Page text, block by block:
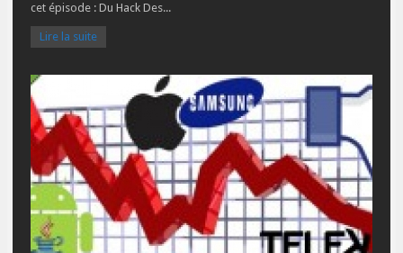
cet épisode : Du Hack Des...
Lire la suite